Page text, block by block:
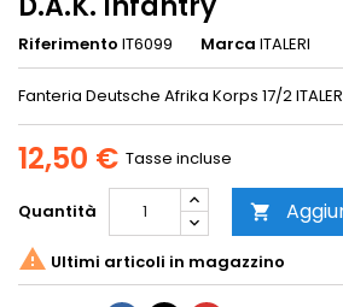
Riferimento IT6099 Marca ITALERI
Fanteria Deutsche Afrika Korps 17/2
12,50 € Tasse incluse
Quantità 
 Ultimi articoli in magazzino